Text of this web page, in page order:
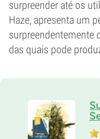
surpreender até os
Haze, apresenta um
surpreendentemente
das quais pode